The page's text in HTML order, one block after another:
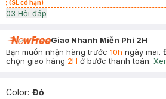
(SL có hạn)
03 Hỏi đáp
Giao Nhanh Miễn Phí 2H
Bạn muốn nhận hàng trước 10h ngày mai.
chọn giao hàng 2H ở bước thanh toán.
Color: Đỏ